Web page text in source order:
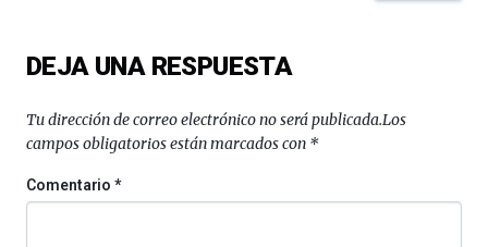
DEJA UNA RESPUESTA
Tu dirección de correo electrónico no será publicada.Los
campos obligatorios están marcados con *
Comentario*